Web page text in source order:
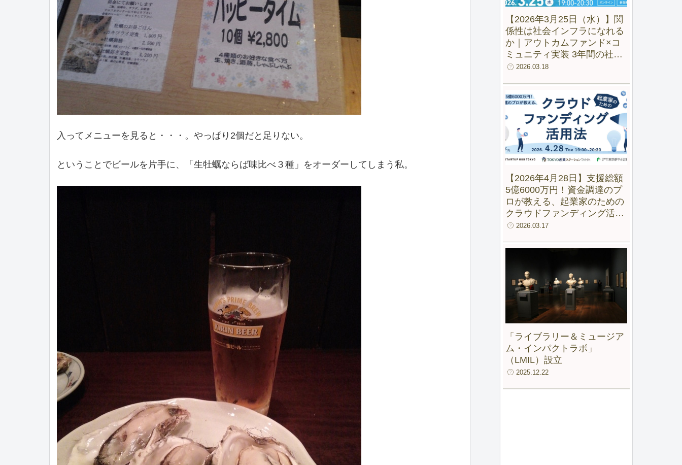
入ってメニューを見ると・・・。やっぱり2個だと足りない。
ということでビールを片手に、「生牡蠣ならば味比べ３種」をオーダーしてしまう私。
【2026年3月25日（水）】関
係性は社会インフラになれる
か｜アウトカムファンド×コ
ミュニティ実装 3年間の社会
実験から見えた変化
2026.03.18
【2026年4月28日】支援総額
5億6000万円！資金調達のプ
ロが教える、起業家のための
クラウドファンディング活用
法【録画配信あり】
2026.03.17
「ライブラリー＆ミュージア
ム・インパクトラボ」
（LMIL）設立
2025.12.22